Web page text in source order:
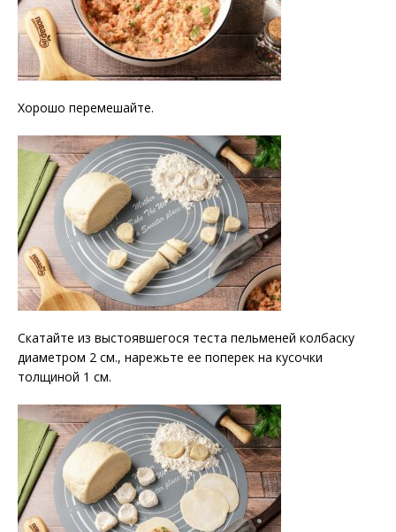
Хорошо перемешайте.
Скатайте из выстоявшегося теста пельменей колбаску
диаметром 2 см., нарежьте ее поперек на кусочки
толщиной 1 см.